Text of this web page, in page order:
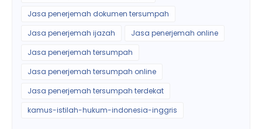
Jasa penerjemah dokumen tersumpah
Jasa penerjemah ijazah
Jasa penerjemah online
Jasa penerjemah tersumpah
Jasa penerjemah tersumpah online
Jasa penerjemah tersumpah terdekat
kamus-istilah-hukum-indonesia-inggris